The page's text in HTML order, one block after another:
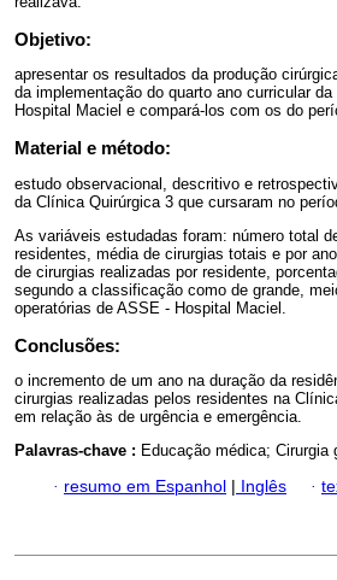
Objetivo:
apresentar os resultados da produção
da implementação do quarto ano curricular
Hospital Maciel e compará-los com os do
Material e método:
estudo observacional, descritivo e
da Clínica Quirúrgica 3 que cursaram no
As variáveis estudadas foram: número total
residentes, média de cirurgias totais e por
de cirurgias realizadas por residente,
segundo a classificação como de grande,
operatórias de ASSE - Hospital Maciel.
Conclusões:
o incremento de um ano na duração da
cirurgias realizadas pelos residentes na
em relação às de urgência e emergência.
Palavras-chave : Educação médica;
· resumo em Espanhol Inglês ·